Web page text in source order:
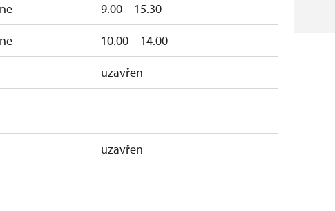
9.00 – 15.30
10.00 – 14.00
uzavřen
uzavřen